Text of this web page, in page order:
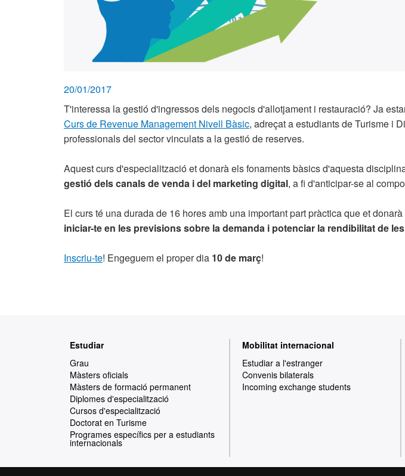
20/01/2017
T'interessa la gestió d'ingressos dels negocis d'allotjament i restauració? Ja
Curs de Revenue Management Nivell Bàsic, adreçat a estudiants de Turisme i
professionals del sector vinculats a la gestió de reserves.
Aquest curs d'especialització et donarà els fonaments bàsics d'aquesta
gestió dels canals de venda i del marketing digital, a fi d'anticipar-se al
El curs té una durada de 16 hores amb una important part pràctica que et
iniciar-te en les previsions sobre la demanda i potenciar la rendibilitat de
Inscriu-te! Engeguem el proper dia 10 de març!
Estudiar
Grau
Màsters oficials
Màsters de formació permanent
Diplomes d'especialització
Cursos d'especialització
Doctorat en Turisme
Programes específics per a estudiants
internacionals
Mobilitat internacional
Estudiar a l'estranger
Convenis bilaterals
Incoming exchange students